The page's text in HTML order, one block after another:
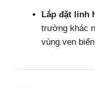
Lắp đặt linh
trường khác
vùng ven